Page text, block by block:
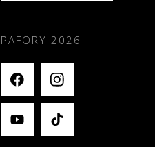
PAFORY 2026